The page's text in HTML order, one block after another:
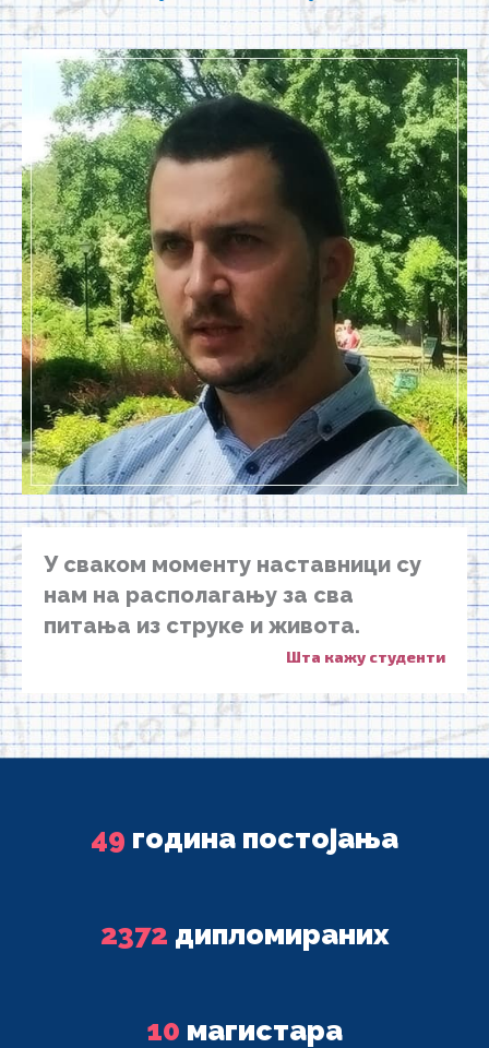
У сваком моменту наставници су
нам на располагању за сва
питања из струке и живота.
Шта кажу студенти
49 година постојања
2372 дипломираних
10 магистара